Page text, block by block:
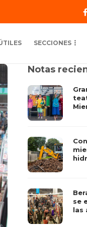
SECCIONES
Notas
se
las